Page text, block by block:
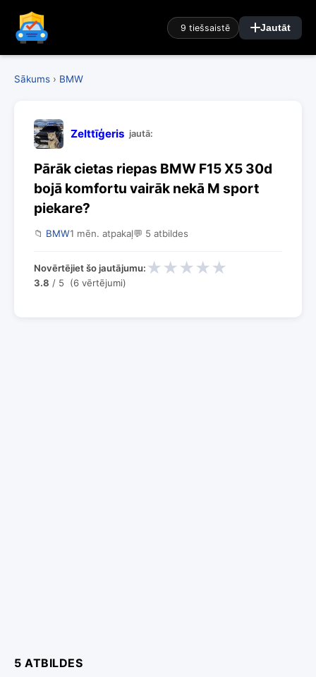
9 tiešsaistē Jautāt
Sākums › BMW
Zelttīģeris jautā:
Pārāk cietas riepas BMW F15 X5 30d
bojā komfortu vairāk nekā M sport
piekare?
📁 BMW1 mēn. atpakaļ💬 5 atbildes
Novērtējiet šo jautājumu: ★ ★ ★ ★ ★
3.8 / 5 (6 vērtējumi)
5 ATBILDES